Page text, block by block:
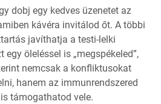
dobj egy kedves üzenetet az
kávéra invitálod őt. A többi
javíthatja a testi-lelki
öleléssel is „megspékeled”,
nemcsak a konfliktusokat
hanem az immunrendszered
támogathatod vele.